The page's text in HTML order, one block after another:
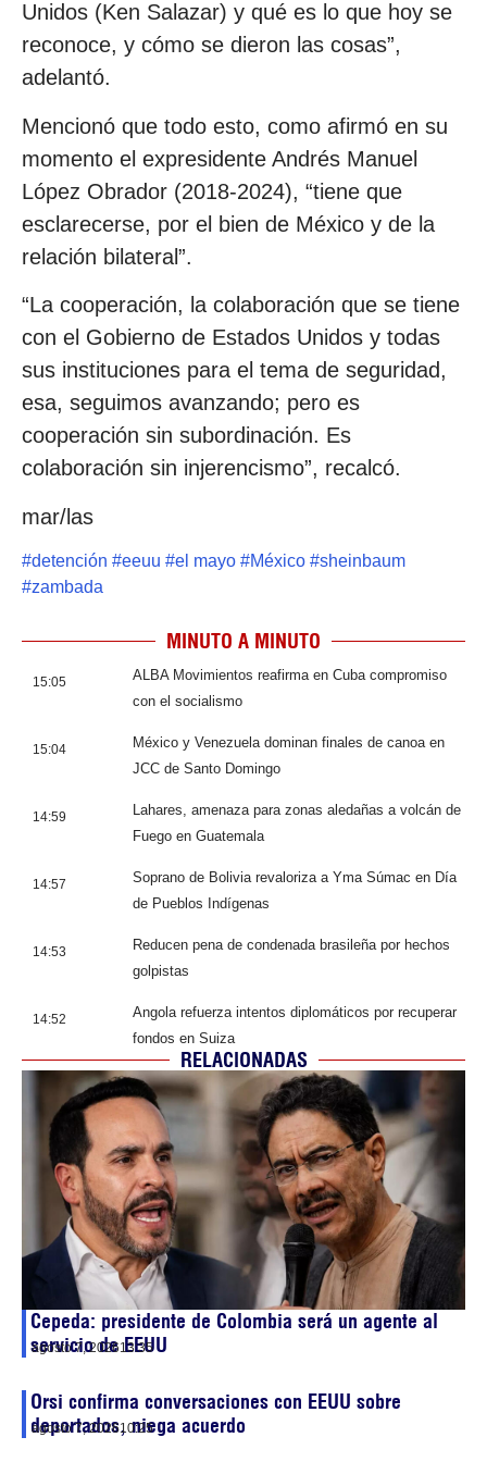
Unidos (Ken Salazar) y qué es lo que hoy se
reconoce, y cómo se dieron las cosas”,
adelantó.
Mencionó que todo esto, como afirmó en su
momento el expresidente Andrés Manuel
López Obrador (2018-2024), “tiene que
esclarecerse, por el bien de México y de la
relación bilateral”.
“La cooperación, la colaboración que se tiene
con el Gobierno de Estados Unidos y todas
sus instituciones para el tema de seguridad,
esa, seguimos avanzando; pero es
cooperación sin subordinación. Es
colaboración sin injerencismo”, recalcó.
mar/las
#detención #eeuu #el mayo #México #sheinbaum
#zambada
MINUTO A MINUTO
15:05
ALBA Movimientos reafirma en Cuba compromiso
con el socialismo
15:04
México y Venezuela dominan finales de canoa en
JCC de Santo Domingo
14:59
Lahares, amenaza para zonas aledañas a volcán de
Fuego en Guatemala
14:57
Soprano de Bolivia revaloriza a Yma Súmac en Día
de Pueblos Indígenas
14:53
Reducen pena de condenada brasileña por hechos
golpistas
14:52
Angola refuerza intentos diplomáticos por recuperar
fondos en Suiza
RELACIONADAS
Cepeda: presidente de Colombia será un agente al
servicio de EEUU
agosto 7, 202613:35
Orsi confirma conversaciones con EEUU sobre
deportados, niega acuerdo
agosto 7, 202610:25